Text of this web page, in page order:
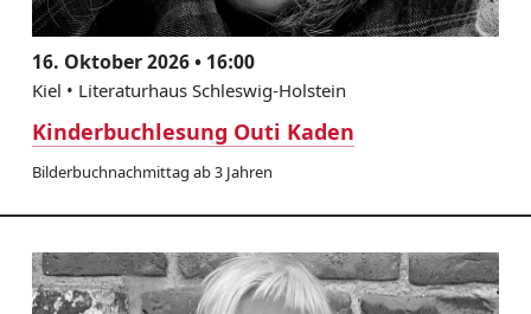
16. Oktober 2026 • 16:00
Kiel • Literaturhaus Schleswig-Holstein
Kinderbuchlesung Outi Kaden
Bilderbuchnachmittag ab 3 Jahren